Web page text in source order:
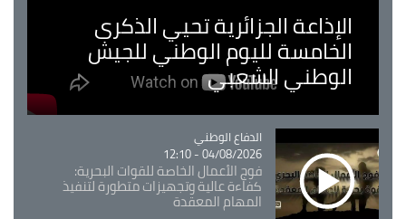
الإذاعة الجزائرية تحيي الذكرى
الخامسة لليوم الوطني للجيش
الوطني الشعبي
Catégorie
الدفاع الوطني
04/08/2026 - 12:10
فوج الأعمال الخاصة للقوات البحرية:
كفاءة عالية وتجهيزات متطورة لتنفيذ
المهام المعقدة